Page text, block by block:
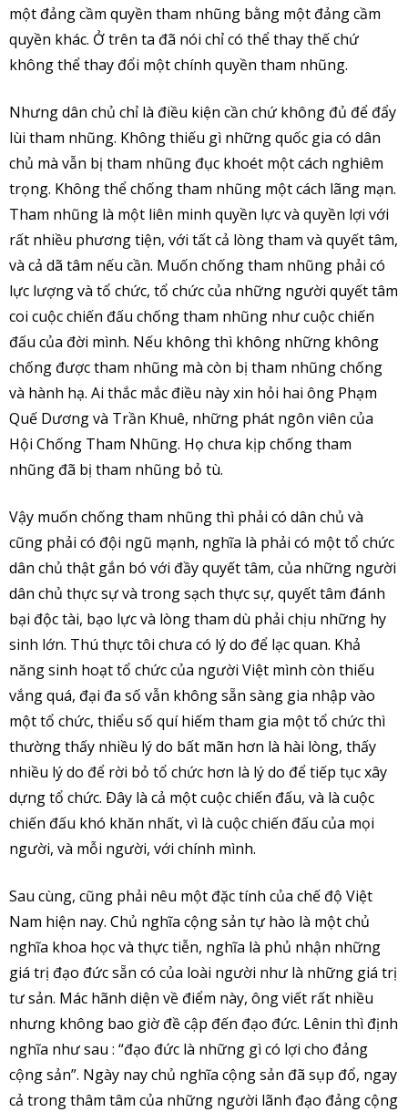
một đảng cầm quyền tham nhũng bằng một đảng cầm
quyền khác. Ở trên ta đã nói chỉ có thể thay thế chứ
không thể thay đổi một chính quyền tham nhũng.
Nhưng dân chủ chỉ là điều kiện cần chứ không đủ để đẩy
lùi tham nhũng. Không thiếu gì những quốc gia có dân
chủ mà vẫn bị tham nhũng đục khoét một cách nghiêm
trọng. Không thể chống tham nhũng một cách lãng mạn.
Tham nhũng là một liên minh quyền lực và quyền lợi với
rất nhiều phương tiện, với tất cả lòng tham và quyết tâm,
và cả dã tâm nếu cần. Muốn chống tham nhũng phải có
lực lượng và tổ chức, tổ chức của những người quyết tâm
coi cuộc chiến đấu chống tham nhũng như cuộc chiến
đấu của đời mình. Nếu không thì không những không
chống được tham nhũng mà còn bị tham nhũng chống
và hành hạ. Ai thắc mắc điều này xin hỏi hai ông Phạm
Quế Dương và Trần Khuê, những phát ngôn viên của
Hội Chống Tham Nhũng. Họ chưa kịp chống tham
nhũng đã bị tham nhũng bỏ tù.
Vậy muốn chống tham nhũng thì phải có dân chủ và
cũng phải có đội ngũ mạnh, nghĩa là phải có một tổ chức
dân chủ thật gắn bó với đầy quyết tâm, của những người
dân chủ thực sự và trong sạch thực sự, quyết tâm đánh
bại độc tài, bạo lực và lòng tham dù phải chịu những hy
sinh lớn. Thú thực tôi chưa có lý do để lạc quan. Khả
năng sinh hoạt tổ chức của người Việt mình còn thiếu
vắng quá, đại đa số vẫn không sẵn sàng gia nhập vào
một tổ chức, thiểu số quí hiếm tham gia một tổ chức thì
thường thấy nhiều lý do bất mãn hơn là hài lòng, thấy
nhiều lý do để rời bỏ tổ chức hơn là lý do để tiếp tục xây
dựng tổ chức. Ðây là cả một cuộc chiến đấu, và là cuộc
chiến đấu khó khăn nhất, vì là cuộc chiến đấu của mọi
người, và mỗi người, với chính mình.
Sau cùng, cũng phải nêu một đặc tính của chế độ Việt
Nam hiện nay. Chủ nghĩa cộng sản tự hào là một chủ
nghĩa khoa học và thực tiễn, nghĩa là phủ nhận những
giá trị đạo đức sẵn có của loài người như là những giá trị
tư sản. Mác hãnh diện về điểm này, ông viết rất nhiều
nhưng không bao giờ đề cập đến đạo đức. Lênin thì định
nghĩa như sau : “đạo đức là những gì có lợi cho đảng
cộng sản”. Ngày nay chủ nghĩa cộng sản đã sụp đổ, ngay
cả trong thâm tâm của những người lãnh đạo đảng cộng